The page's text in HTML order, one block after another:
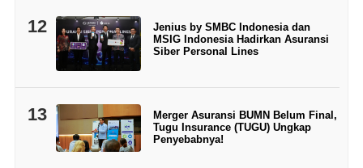
12
Jenius by SMBC Indonesia dan
MSIG Indonesia Hadirkan Asuransi
Siber Personal Lines
13
Merger Asuransi BUMN Belum Final,
Tugu Insurance (TUGU) Ungkap
Penyebabnya!